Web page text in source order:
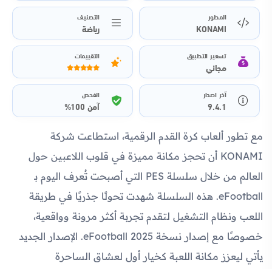
المطور
KONAMI
التصنيف
رياضة
تسعير التطبيق
مجاني
التقييمات
آخر اصدار
9.4.1
الفحص
آمن 100%
مع تطور ألعاب كرة القدم الرقمية، استطاعت شركة
KONAMI أن تحجز مكانة مميزة في قلوب اللاعبين حول
العالم من خلال سلسلة PES التي أصبحت تُعرف اليوم بـ
eFootball. هذه السلسلة شهدت تحولًا جذريًا في طريقة
اللعب ونظام التشغيل لتقدم تجربة أكثر مرونة وواقعية،
خصوصًا مع إصدار نسخة eFootball 2025. الإصدار الجديد
يأتي ليعزز مكانة اللعبة كخيار أول لعشاق الساحرة